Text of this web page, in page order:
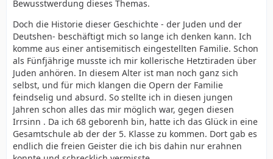
Bewusstwerdung dieses Themas.
Doch die Historie dieser Geschichte - der Juden und der
Deutshen- beschäftigt mich so lange ich denken kann. Ich
komme aus einer antisemitisch eingestellten Familie. Schon
als Fünfjährige musste ich mir kollerische Hetztiraden über
Juden anhören. In diesem Alter ist man noch ganz sich
selbst, und für mich klangen die Opern der Familie
feindselig und absurd. So stellte ich in diesen jungen
Jahren schon alles das mir möglich war, gegen diesen
Irrsinn . Da ich 68 geborenh bin, hatte ich das Glück in eine
Gesamtschule ab der der 5. Klasse zu kommen. Dort gab es
endlich die freien Geister die ich bis dahin nur erahnen